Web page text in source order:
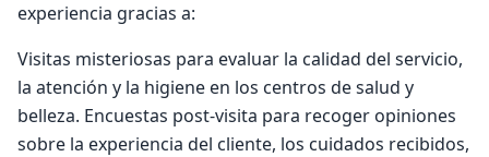
experiencia gracias a:
Visitas misteriosas para evaluar la calidad del servicio,
la atención y la higiene en los centros de salud y
belleza. Encuestas post-visita para recoger opiniones
sobre la experiencia del cliente, los cuidados recibidos,